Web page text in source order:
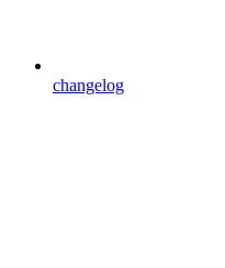
changelog